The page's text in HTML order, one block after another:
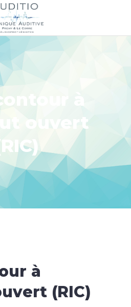
à
ouvert
à
(RIC)